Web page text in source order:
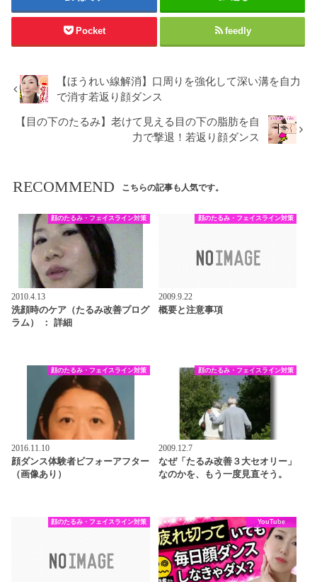
Pocket feedly
【ほうれい線解消】口周りを強化して深い溝を自力
で消す若返り顔ダンス
【目の下のたるみ】老けて見える目の下の脂肪を自
力で撃退！若返り顔ダンス
RECOMMEND こちらの記事も人気です。
顔のたるみ・フェイスライン対策
2010.4.13
洗顔時のケア（たるみ改善プログ
ラム） ： 詳細
顔のたるみ・フェイスライン対策
2009.9.22
概要と注意事項
顔のたるみ・フェイスライン対策
2016.11.10
顔ダンス体験者ビフォーアフター
（画像あり）
顔のたるみ・フェイスライン対策
2009.12.7
なぜ「たるみ改善３大セオリー」
なのかを、もう一度見直そう。
顔のたるみ・フェイスライン対策 YouTube